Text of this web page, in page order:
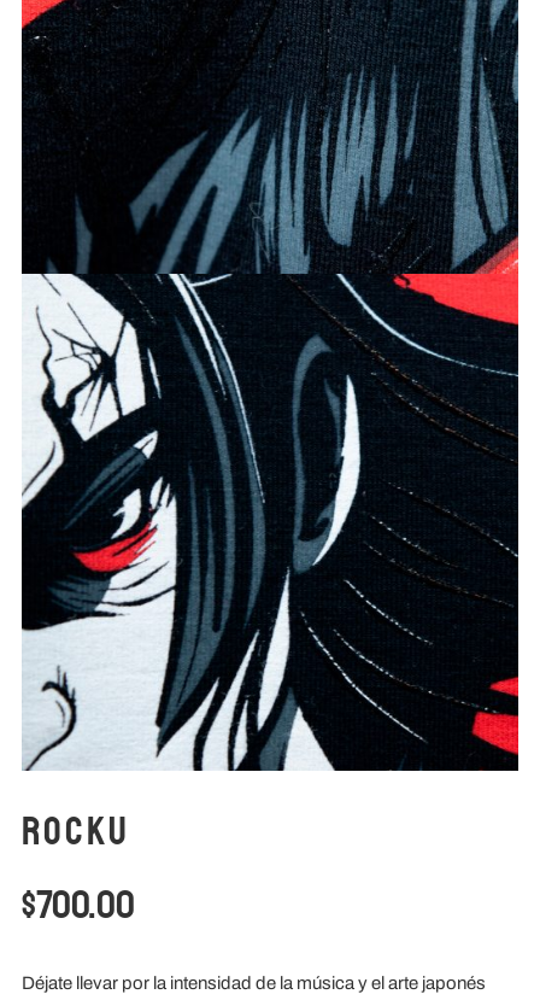
Rocku
$700.00
Déjate llevar por la intensidad de la música y el arte japonés